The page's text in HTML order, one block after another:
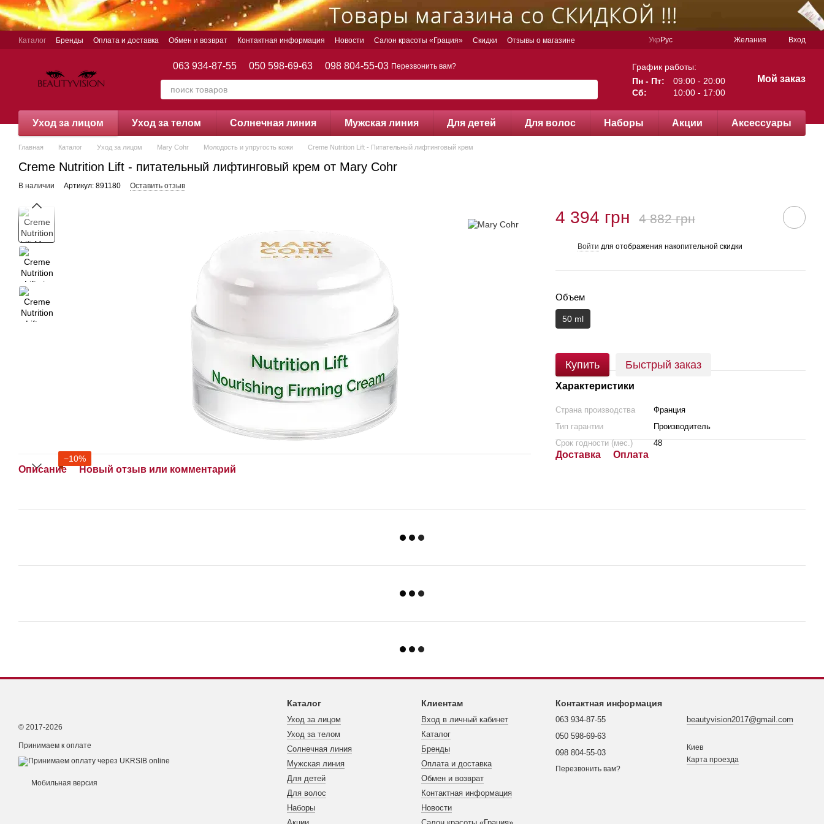
Перейти к основному контенту
Каталог Бренды Оплата и доставка Обмен и возврат Контактная информация Новости Салон красоты «Грация» Скидки Отзывы о магазине Укр Рус Желания Вход
063 934-87-55 050 598-69-63 098 804-55-03 Перезвонить вам?
График работы:
Пн - Пт:
09:00 - 20:00
Сб:
10:00 - 17:00
Мой заказ
Уход за лицом Уход за телом Cолнечная линия Мужская линия Для детей Для волос Наборы Акции Аксессуары
Главная Каталог Уход за лицом Mary Cohr Молодость и упругость кожи Creme Nutrition Lift - Питательный лифтинговый крем
Creme Nutrition Lift - питательный лифтинговый крем от Mary Cohr
В наличии Артикул: 891180 Оставить отзыв
−10%
Описание Новый отзыв или комментарий
4 394 грн 4 882 грн
Войти для отображения накопительной скидки
Объем
50 ml
Купить Быстрый заказ
Характеристики
Страна производства
Франция
Тип гарантии
Производитель
Срок годности (мес.)
48
Доставка Оплата
© 2017-2026
Принимаем к оплате
Мобильная версия
Каталог
Уход за лицом
Уход за телом
Cолнечная линия
Мужская линия
Для детей
Для волос
Наборы
Клиентам
Вход в личный кабинет
Каталог
Бренды
Оплата и доставка
Обмен и возврат
Контактная информация
Новости
Контактная информация
063 934-87-55
050 598-69-63
098 804-55-03
Перезвонить вам?
beautyvision2017@gmail.com
Киев
Карта проезда